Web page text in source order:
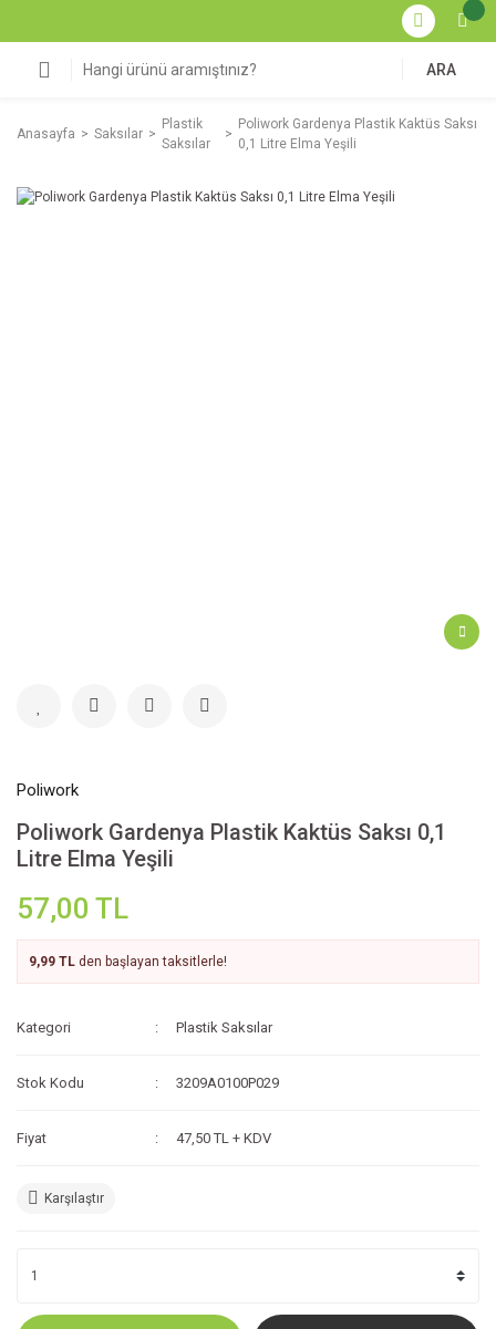
ARA
Anasayfa Saksılar
Plastik
Saksılar
Poliwork Gardenya Plastik Kaktüs Saksı
0,1 Litre Elma Yeşili
Poliwork
Poliwork Gardenya Plastik Kaktüs Saksı 0,1
Litre Elma Yeşili
57,00 TL
9,99 TL den başlayan taksitlerle!
Kategori Plastik Saksılar
Stok Kodu 3209A0100P029
Fiyat 47,50 TL + KDV
Karşılaştır